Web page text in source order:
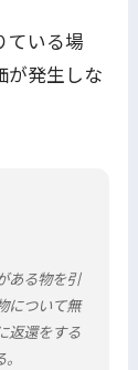
ている場
が発生しな
ある物を引
について無
返還をする